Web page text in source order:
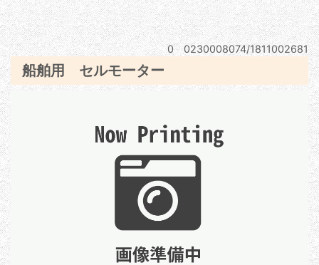
0 0230008074/1811002681
船舶用 セルモーター